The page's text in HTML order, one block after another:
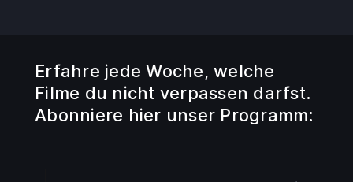
Erfahre jede Woche, welche
Filme du nicht verpassen darfst.
Abonniere hier unser Programm: